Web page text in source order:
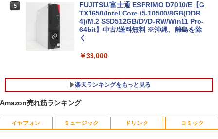
2 インチ キーボード ストーン グレー EP
2-32891
￥25,278
5
FUJITSU/富士通 ESPRIMO D7010/E【G
TX1650/Intel Core i5-10500/8GB(DDR
4)/M.2 SSD512GB/DVD-RW/Win11 Pro-
64bit】中古/送料無料 ※沖縄、離島を除
く
￥33,000
楽天ランキングをもっと見る
1
【マラソンセール期間中ポイント5倍】中
1
[新品]はじめての世界名作えほん えほん
Amazon売れ筋ランキング
イヤフォン ミュージック ドリンク コミック